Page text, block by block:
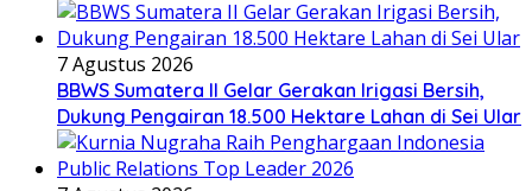
7 Agustus 2026
BBWS Sumatera II Gelar Gerakan Irigasi Bersih,
Dukung Pengairan 18.500 Hektare Lahan di Sei Ular